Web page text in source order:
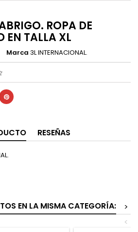
ROPA DE
EN TALLA XL
Marca 3L INTERNACIONAL.
RESEÑAS
EN LA MISMA CATEGORÍA:
>
<